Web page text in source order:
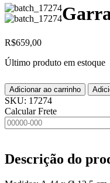
R$659,00
Último produto em estoque
Adicionar ao carrinho
SKU: 17274
Calcular Frete
Descrição do